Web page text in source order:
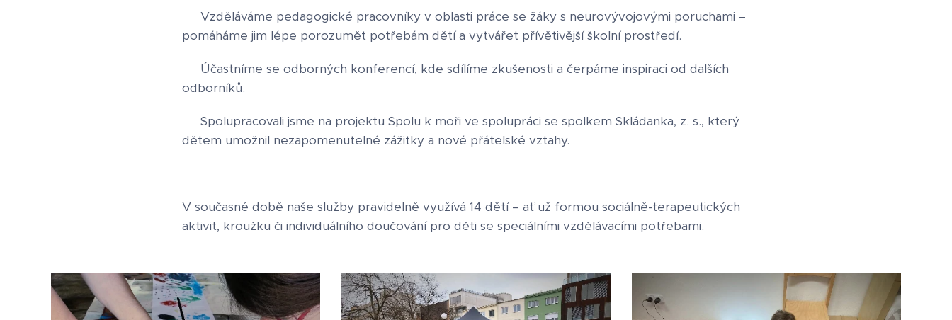
👉 Vzděláváme pedagogické pracovníky v oblasti práce se žáky s neurovývojovými poruchami –
pomáháme jim lépe porozumět potřebám dětí a vytvářet přívětivější školní prostředí.
👉 Účastníme se odborných konferencí, kde sdílíme zkušenosti a čerpáme inspiraci od dalších
odborníků.
👉 Spolupracovali jsme na projektu Spolu k moři ve spolupráci se spolkem Skládanka, z. s., který
dětem umožnil nezapomenutelné zážitky a nové přátelské vztahy.
V současné době naše služby pravidelně využívá 14 dětí – ať už formou sociálně-terapeutických
aktivit, kroužku či individuálního doučování pro děti se speciálními vzdělávacími potřebami.